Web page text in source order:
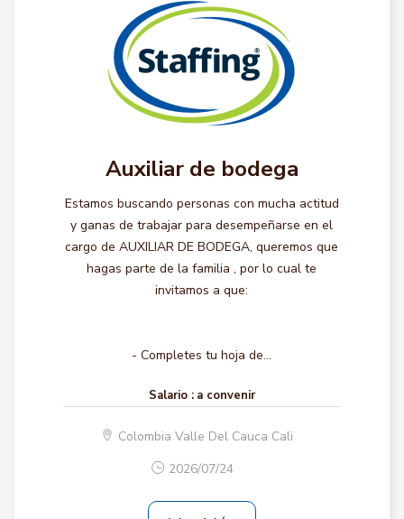
Auxiliar de bodega
Estamos buscando personas con mucha actitud
y ganas de trabajar para desempeñarse en el
cargo de AUXILIAR DE BODEGA, queremos que
hagas parte de la familia , por lo cual te
invitamos a que:
- Completes tu hoja de...
Salario : a convenir
Colombia Valle Del Cauca Cali
2026/07/24